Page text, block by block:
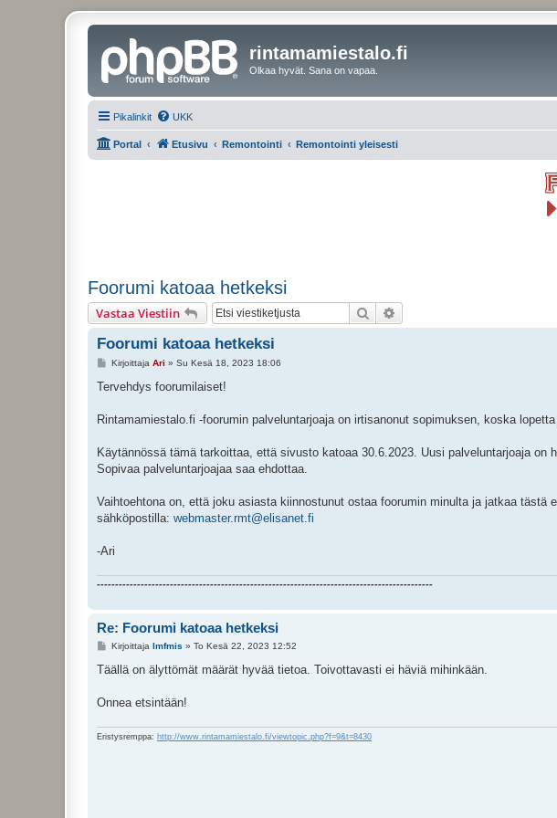
rintamamiestalo.fi
Olkaa hyvät. Sana on vapaa.
Pikalinkit UKK
Portal Etusivu Remontointi Remontointi yleisesti
Foorumi katoaa hetkeksi
Vastaa Viestiin Etsi
Foorumi katoaa hetkeksi
V
e
i
Kirjoittaja Ari » Su Kesä 18, 2023 18:06
Tervehdys foorumilaiset!
Rintamamiestalo.fi -foorumin palveluntarjoaja on irtisanonut sopimuksen, koska
Käytännössä tämä tarkoittaa, että sivusto katoaa 30.6.2023. Uusi palveluntarjoaja
Sopivaa palveluntarjoajaa saa ehdottaa.
Vaihtoehtona on, että joku asiasta kiinnostunut ostaa foorumin minulta ja jatkaa
sähköpostilla: webmaster.rmt@elisanet.fi
-Ari
--------------------------------------------------------------------------------------------
Re: Foorumi katoaa hetkeksi
V
e
i
Kirjoittaja lmfmis » To Kesä 22, 2023 12:52
Täällä on älyttömät määrät hyvää tietoa. Toivottavasti ei häviä mihinkään.
Onnea etsintään!
Eristysremppa: http://www.rintamamiestalo.fi/viewtopic.php?f=9&t=8430